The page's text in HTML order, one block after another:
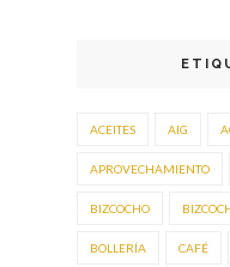
ACEITES AIG
APROVECHAMIENTO
BIZCOCHO
BOLLERÍA CAFÉ